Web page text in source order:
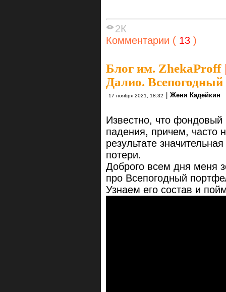
2К
Комментарии ( 13 )
Блог им. ZhekaProff|
Далио.
17 ноября 2021, 18:32 | Женя Кадейкин
Известно, что
падения, причем, часто
результате
потери.
Доброго всем дня меня
про Всепогодный
Узнаем его состав и